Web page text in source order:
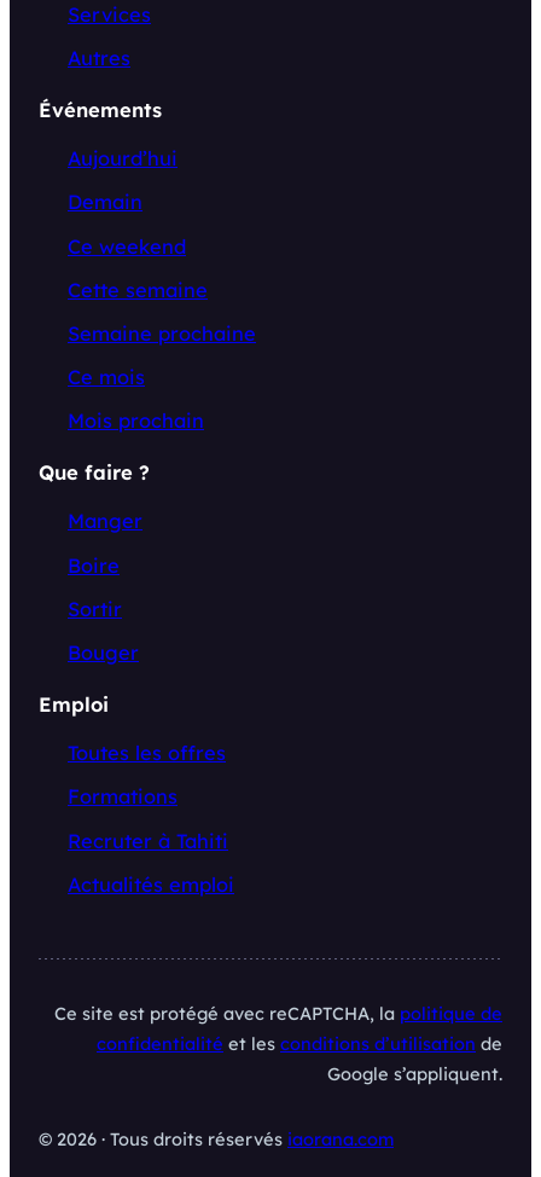
Services
Autres
Événements
Aujourd’hui
Demain
Ce weekend
Cette semaine
Semaine prochaine
Ce mois
Mois prochain
Que faire ?
Manger
Boire
Sortir
Bouger
Emploi
Toutes les offres
Formations
Recruter à Tahiti
Actualités emploi
Ce site est protégé avec reCAPTCHA, la politique de
confidentialité et les conditions d’utilisation de
Google s’appliquent.
© 2026 · Tous droits réservés iaorana.com